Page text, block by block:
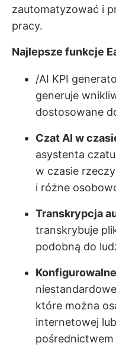
zautomatyzować i
pracy.
Najlepsze funkcje
/AI KPI
generuje
dostosowane
Czat AI w
asystenta
w czasie
i różne
Transkrypcja
transkrybuje
podobną do
które można
internetowej
pośrednictwem